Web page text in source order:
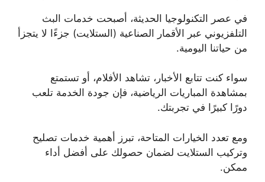
في عصر التكنولوجيا الحديثة، أصبحت خدمات البث
التلفزيوني عبر الأقمار الصناعية (الستلايت) جزءًا لا يتجزأ
من حياتنا اليومية.
سواء كنت تتابع الأخبار، تشاهد الأفلام، أو تستمتع
بمشاهدة المباريات الرياضية، فإن جودة الخدمة تلعب
دورًا كبيرًا في تجربتك.
ومع تعدد الخيارات المتاحة، تبرز أهمية خدمات تصليح
وتركيب الستلايت لضمان حصولك على أفضل أداء
ممكن.